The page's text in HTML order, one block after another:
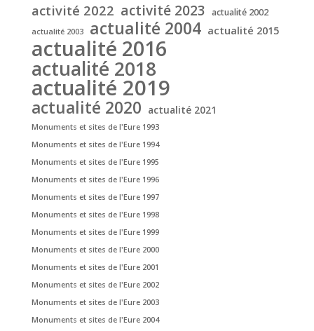
activité 2022 activité 2023 actualité 2002
actualité 2003 actualité 2004 actualité 2015
actualité 2016
actualité 2018
actualité 2019
actualité 2020 actualité 2021
Monuments et sites de l'Eure 1993
Monuments et sites de l'Eure 1994
Monuments et sites de l'Eure 1995
Monuments et sites de l'Eure 1996
Monuments et sites de l'Eure 1997
Monuments et sites de l'Eure 1998
Monuments et sites de l'Eure 1999
Monuments et sites de l'Eure 2000
Monuments et sites de l'Eure 2001
Monuments et sites de l'Eure 2002
Monuments et sites de l'Eure 2003
Monuments et sites de l'Eure 2004